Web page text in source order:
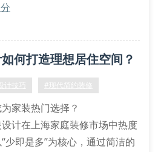
动线规划与功能区域划分的双
提供的检测报告应包含甲醛释
何打造理想居住空间？
计技巧 #现代简约装修
家装热门选择？
计在上海家庭装修市场中热度
少即是多”为核心，通过简洁的